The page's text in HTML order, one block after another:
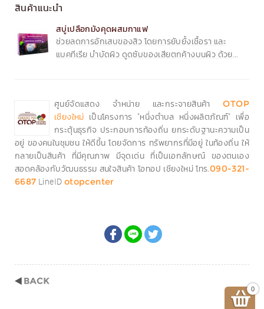
สินค้าแนะนำ
สบู่เปลือกมังคุดผสมกาแฟ
ช่วยลดการอักเสบของสิว โดยการยับยั้งเชื้อรา และ
แบคทีเรีย บำบัดผิว ดูดซับของเสียตกค้างบนผิว ด้วย
ศูนย์จัดแสดง จำหน่าย และกระจายสินค้าOTOP
เชียงใหม่ เป็นโครงการ "หนึ่งตำบล หนึ่งผลิตภัณฑ์" เพื่อ
กระตุ้นธุรกิจ ประกอบการท้องถิ่น ยกระดับฐานะความเป็น
อยู่ ของคนในชุมชน ให้ดีขึ้น โดยจัดการ ทรัพยากรที่มีอยู่ ในท้องถิ่น ให้
กลายเป็นสินค้า ที่มีคุณภาพ มีจุดเด่น ที่เป็นเอกลักษณ์ ของตนเอง
สอดคล้องกับวัฒนธรรม สนใจสินค้า โอทอป เชียงใหม่ โทร.090-321-
6687 LineID otopcenter
0